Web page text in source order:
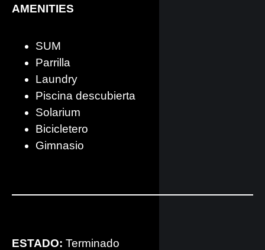
AMENITIES
SUM
Parrilla
Laundry
Piscina descubierta
Solarium
Bicicletero
Gimnasio
ESTADO: Terminado